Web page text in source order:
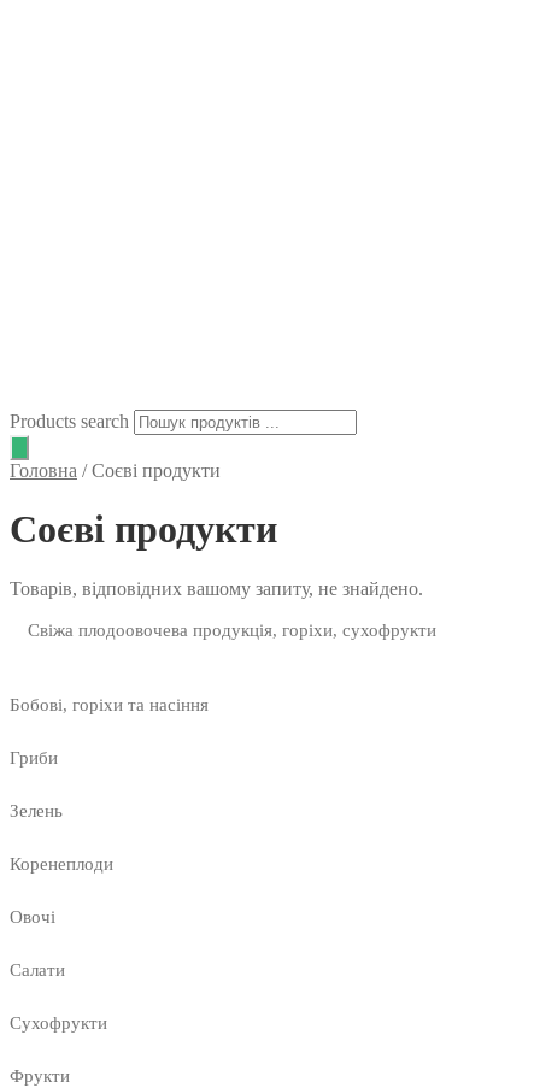
Products search
Головна /Соєві продукти
Соєві продукти
Товарів, відповідних вашому запиту, не знайдено.
Свіжа плодоовочева продукція, горіхи, сухофрукти
Бобові, горіхи та насіння
Гриби
Зелень
Коренеплоди
Овочі
Салати
Сухофрукти
Фрукти